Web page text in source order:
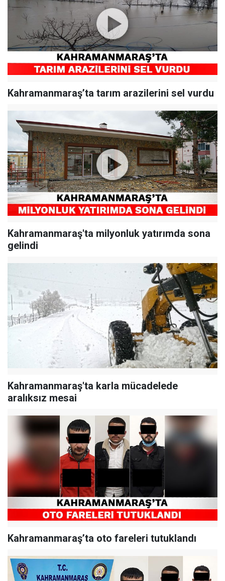
Kahramanmaraş’ta tarım arazilerini sel vurdu
Kahramanmaraş'ta milyonluk yatırımda sona
gelindi
Kahramanmaraş'ta karla mücadelede
aralıksız mesai
Kahramanmaraş’ta oto fareleri tutuklandı